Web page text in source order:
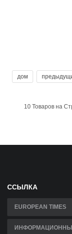
дом
10 Товаров на
ССЫЛКА
EUROPEAN TIMES